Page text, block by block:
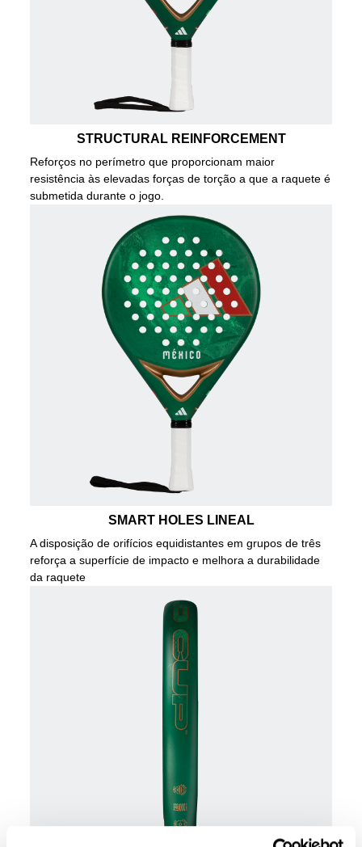
STRUCTURAL REINFORCEMENT
Reforços no perímetro que proporcionam maior
resistência às elevadas forças de torção a que a raquete é
submetida durante o jogo.
SMART HOLES LINEAL
A disposição de orifícios equidistantes em grupos de três
reforça a superfície de impacto e melhora a durabilidade
da raquete